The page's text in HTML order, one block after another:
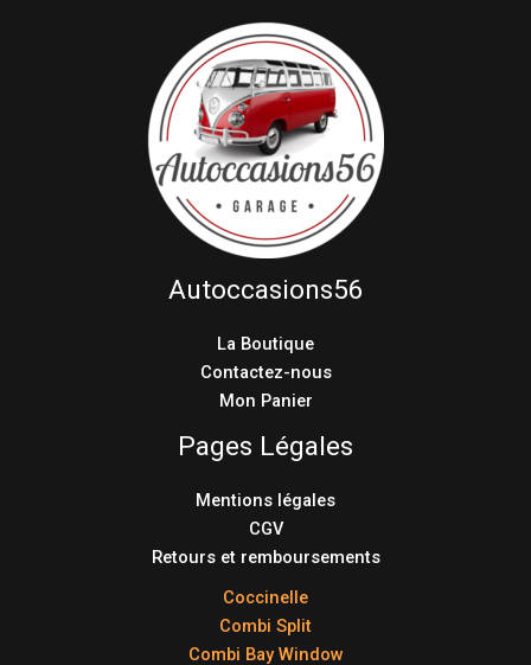
Autoccasions56
La Boutique
Contactez-nous
Mon Panier
Pages Légales
Mentions légales
CGV
Retours et remboursements
Coccinelle
Combi Split
Combi Bay Window